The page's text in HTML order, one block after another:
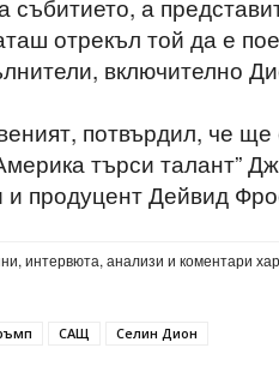
отрекъл той да е
включително
потвърдил, че
търси талант”
и продуцент Дейвид
интервюта, анализи и коментари
САЩ Селин Дион